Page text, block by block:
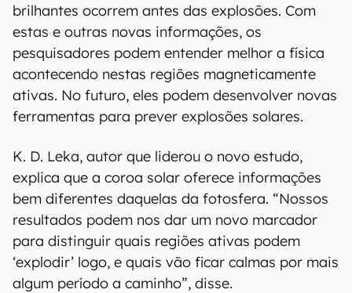
brilhantes ocorrem antes das explosões. Com
estas e outras novas informações, os
pesquisadores podem entender melhor a física
acontecendo nestas regiões magneticamente
ativas. No futuro, eles podem desenvolver novas
ferramentas para prever explosões solares.
K. D. Leka, autor que liderou o novo estudo,
explica que a coroa solar oferece informações
bem diferentes daquelas da fotosfera. “Nossos
resultados podem nos dar um novo marcador
para distinguir quais regiões ativas podem
‘explodir’ logo, e quais vão ficar calmas por mais
algum período a caminho”, disse.